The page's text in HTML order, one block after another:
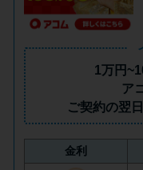
種
その他コ
今
処
1万円
ア
ご契約の翌
金利